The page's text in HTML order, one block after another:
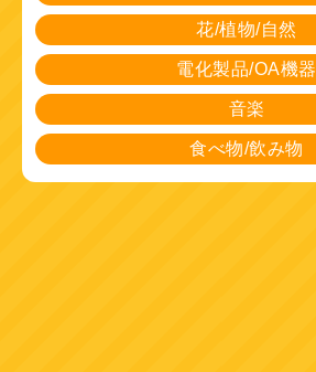
花/植物/自然
電化製品/OA機器
音楽
食べ物/飲み物